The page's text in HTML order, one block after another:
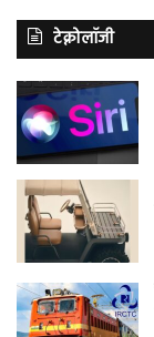
टेक्नोलॉजी